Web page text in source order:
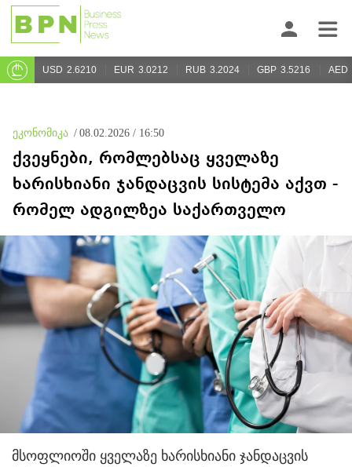
USD 2.6210 EUR 3.0212 RUB 3.2024 GBP 3.5216 AED
ეკონომიკა / 08.02.2026 / 16:50
ქვეყნები, რომლებსაც ყველაზე
ხარისხიანი ჯანდაცვის სისტემა აქვთ -
რომელ ადგილზეა საქართველო
მსოფლიოში ყველაზე ხარისხიანი ჯანდაცვის